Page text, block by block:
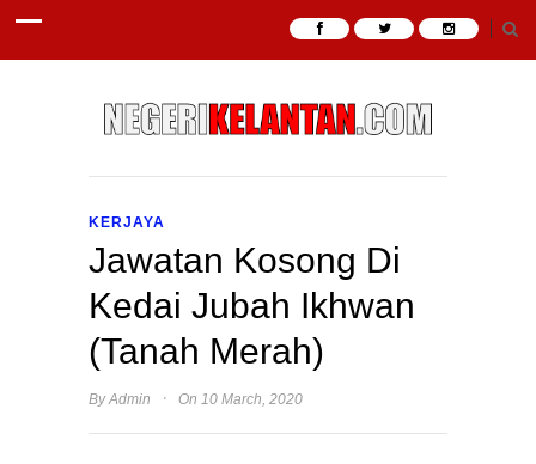
KERJAYA
Jawatan Kosong Di
Kedai Jubah Ikhwan
(Tanah Merah)
ByAdmin · On 10 March, 2020